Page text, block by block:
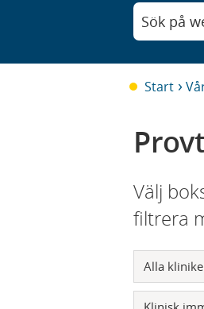
Sök på
Start
Välj
filtrera
Alla